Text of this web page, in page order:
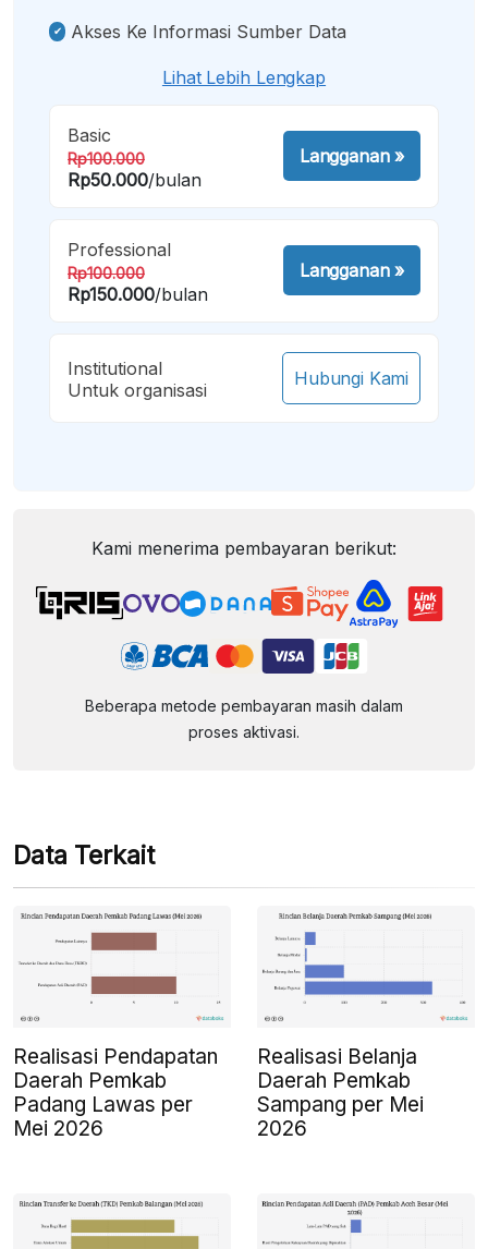
Akses Ke Informasi Sumber Data
Lihat Lebih Lengkap
Basic
Rp100.000
Rp50.000/bulan
Langganan»
Professional
Rp100.000
Rp150.000/bulan
Langganan»
Institutional
Untuk organisasi
Hubungi Kami
Kami menerima pembayaran berikut:
Beberapa metode pembayaran masih dalam
proses aktivasi.
Data Terkait
Realisasi Pendapatan
Daerah Pemkab
Padang Lawas per
Mei 2026
Realisasi Belanja
Daerah Pemkab
Sampang per Mei
2026